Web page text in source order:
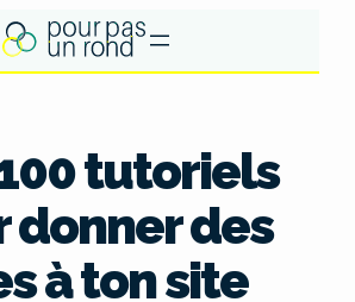
tutoriels
donner des
à ton site